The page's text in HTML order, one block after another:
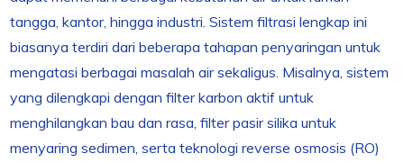
tangga, kantor, hingga industri. Sistem filtrasi lengkap ini
biasanya terdiri dari beberapa tahapan penyaringan untuk
mengatasi berbagai masalah air sekaligus. Misalnya, sistem
yang dilengkapi dengan filter karbon aktif untuk
menghilangkan bau dan rasa, filter pasir silika untuk
menyaring sedimen, serta teknologi reverse osmosis (RO)